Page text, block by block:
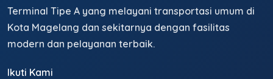
Terminal Tipe A yang melayani transportasi umum di
Kota Magelang dan sekitarnya dengan fasilitas
modern dan pelayanan terbaik.
Ikuti Kami